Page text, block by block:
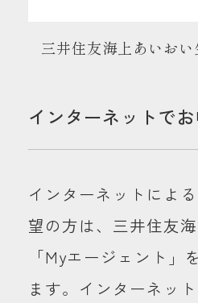
三井住友海上あいお
インターネットで
インターネットによ
望の方は、三井住友
「Myエージェント」
ます。インターネッ